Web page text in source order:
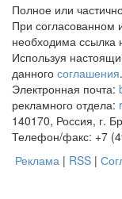
Полное или
При согласованном
необходима ссылка
Используя
данного соглашения.
Электронная почта:
рекламного отдела:
140170, Россия, г.
Телефон/факс: +7
Реклама | RSS |